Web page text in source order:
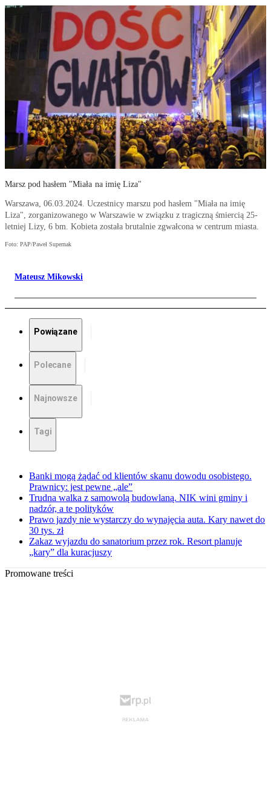
Marsz pod hasłem "Miała na imię Liza"
Warszawa, 06.03.2024. Uczestnicy marszu pod hasłem "Miała na imię
Liza", zorganizowanego w Warszawie w związku z tragiczną śmiercią 25-
letniej Lizy, 6 bm. Kobieta została brutalnie zgwałcona w centrum miasta.
Foto: PAP/Paweł Supernak
Mateusz Mikowski
Powiązane
Polecane
Najnowsze
Tagi
Banki mogą żądać od klientów skanu dowodu osobistego.
Prawnicy: jest pewne „ale”
Trudna walka z samowolą budowlaną. NIK wini gminy i
nadzór, a te polityków
Prawo jazdy nie wystarczy do wynajęcia auta. Kary nawet do
30 tys. zł
Zakaz wyjazdu do sanatorium przez rok. Resort planuje
„kary” dla kuracjuszy
Promowane treści